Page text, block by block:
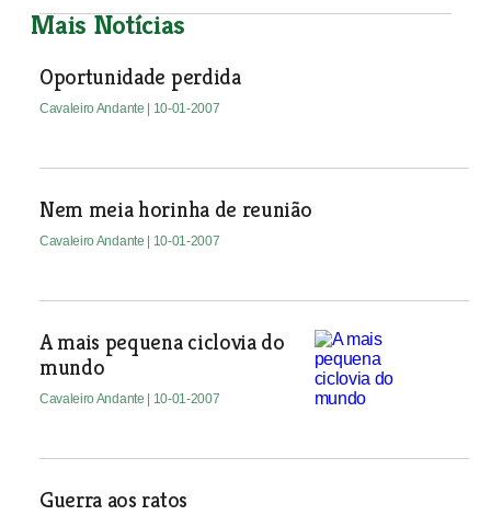
Mais Notícias
Oportunidade perdida
Cavaleiro Andante | 10-01-2007
Nem meia horinha de reunião
Cavaleiro Andante | 10-01-2007
A mais pequena ciclovia do
mundo
Cavaleiro Andante | 10-01-2007
Guerra aos ratos